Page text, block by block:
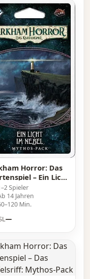
Horror: Das
– Ein Licht
Mythos-
Spieler
14 Jahren
Min.
—